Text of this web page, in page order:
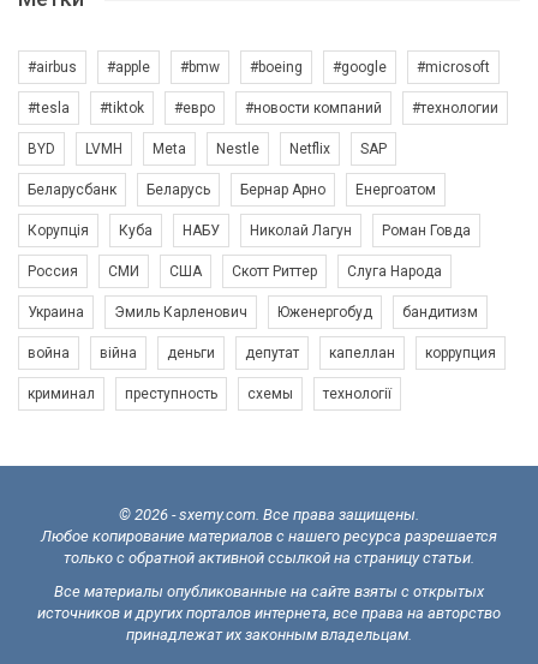
#airbus #apple #bmw #boeing #google #microsoft
#tesla #tiktok #евро #новости компаний #технологии
BYD LVMH Meta Nestle Netflix SAP
Беларусбанк Беларусь Бернар Арно Енергоатом
Корупція Куба НАБУ Николай Лагун Роман Говда
Россия СМИ США Скотт Риттер Слуга Народа
Украина Эмиль Карленович Юженергобуд бандитизм
война війна деньги депутат капеллан коррупция
криминал преступность схемы технології
© 2026 - sxemy.com. Все права защищены.
Любое копирование материалов с нашего ресурса разрешается
только с обратной активной ссылкой на страницу статьи.
Все материалы опубликованные на сайте взяты с открытых
источников и других порталов интернета, все права на авторство
принадлежат их законным владельцам.